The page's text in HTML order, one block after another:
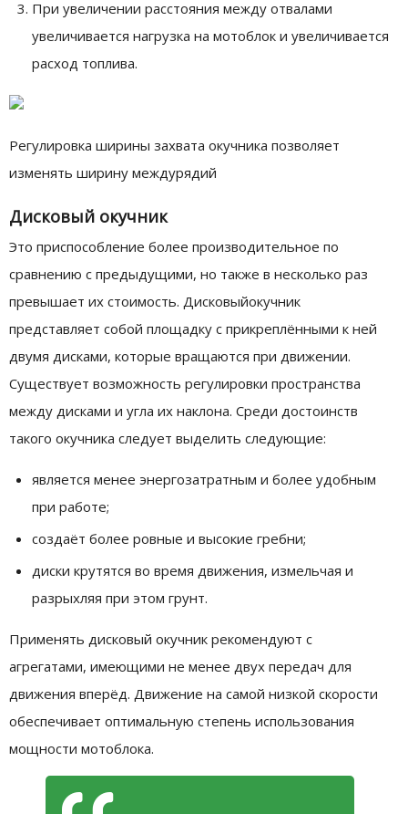
При увеличении расстояния между отвалами
увеличивается нагрузка на мотоблок и увеличивается
расход топлива.
Регулировка ширины захвата окучника позволяет
изменять ширину междурядий
Дисковый окучник
Это приспособление более производительное по
сравнению с предыдущими, но также в несколько раз
превышает их стоимость. Дисковыйокучник
представляет собой площадку с прикреплёнными к ней
двумя дисками, которые вращаются при движении.
Существует возможность регулировки пространства
между дисками и угла их наклона. Среди достоинств
такого окучника следует выделить следующие:
является менее энергозатратным и более удобным
при работе;
создаёт более ровные и высокие гребни;
диски крутятся во время движения, измельчая и
разрыхляя при этом грунт.
Применять дисковый окучник рекомендуют с
агрегатами, имеющими не менее двух передач для
движения вперёд. Движение на самой низкой скорости
обеспечивает оптимальную степень использования
мощности мотоблока.